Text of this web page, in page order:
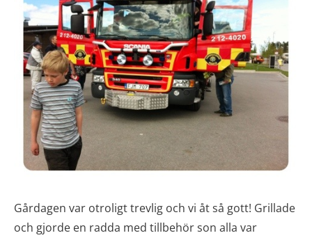
Gårdagen var otroligt trevlig och vi åt så gott! Grillade
och gjorde en radda med tillbehör son alla var